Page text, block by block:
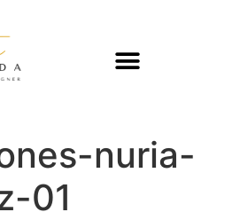
nuria-
01